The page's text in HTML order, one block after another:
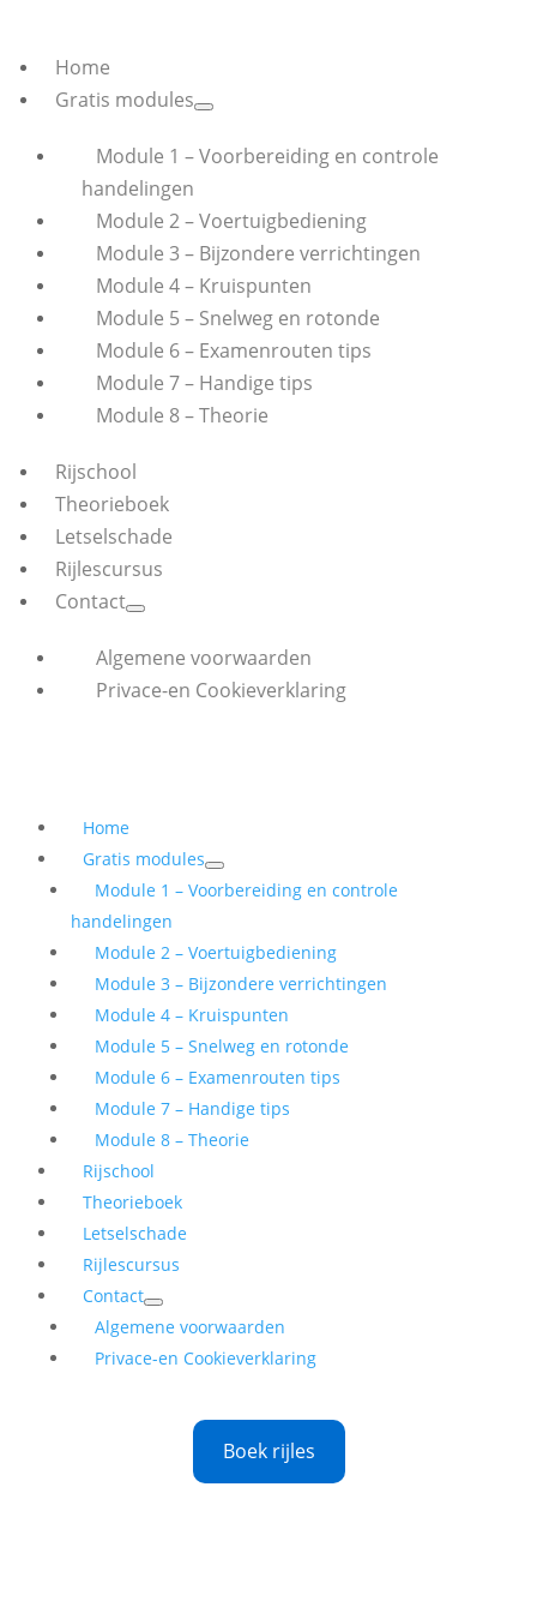
Home
Gratis modules
Module 1 – Voorbereiding en controle
handelingen
Module 2 – Voertuigbediening
Module 3 – Bijzondere verrichtingen
Module 4 – Kruispunten
Module 5 – Snelweg en rotonde
Module 6 – Examenrouten tips
Module 7 – Handige tips
Module 8 – Theorie
Rijschool
Theorieboek
Letselschade
Rijlescursus
Contact
Algemene voorwaarden
Privace-en Cookieverklaring
Home
Gratis modules
Module 1 – Voorbereiding en controle
handelingen
Module 2 – Voertuigbediening
Module 3 – Bijzondere verrichtingen
Module 4 – Kruispunten
Module 5 – Snelweg en rotonde
Module 6 – Examenrouten tips
Module 7 – Handige tips
Module 8 – Theorie
Rijschool
Theorieboek
Letselschade
Rijlescursus
Contact
Algemene voorwaarden
Privace-en Cookieverklaring
Boek rijles